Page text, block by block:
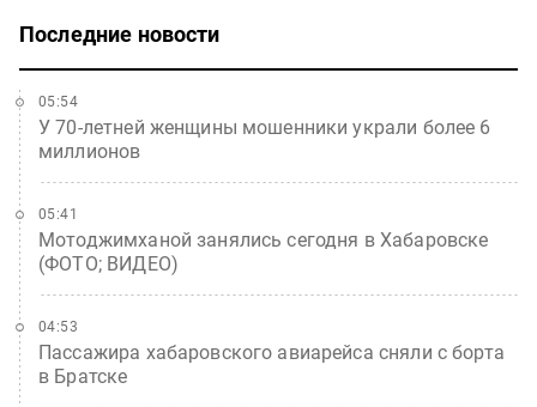
Последние новости
У 70-летней женщины мошенники украли более 6
миллионов
05:54
Мотоджимханой занялись сегодня в Хабаровске
(ФОТО; ВИДЕО)
05:41
Пассажира хабаровского авиарейса сняли с борта
в Братске
04:53